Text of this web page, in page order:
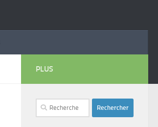
PLUS
Rechercher :